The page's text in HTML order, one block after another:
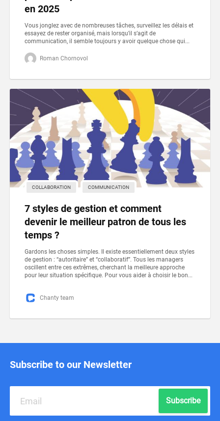
en 2025
Vous jonglez avec de nombreuses tâches, surveillez les délais et
essayez de rester organisé, mais lorsqu’il s’agit de
communication, il semble toujours y avoir quelque chose qui...
Roman Chornovol
COLLABORATION COMMUNICATION
7 styles de gestion et comment
devenir le meilleur patron de tous les
temps ?
Gardons les choses simples. Il existe essentiellement deux styles
de gestion : “autoritaire” et “collaboratif”. Tous les managers
oscillent entre ces extrêmes, cherchant la meilleure approche
pour leur situation spécifique. Pour vous aider à choisir le bon...
Chanty team
Subscribe to our Newsletter
Subscribe